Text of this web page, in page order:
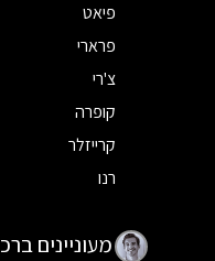
פיאט
פרארי
צ'רי
קופרה
קרייזלר
רנו
מעוניינים